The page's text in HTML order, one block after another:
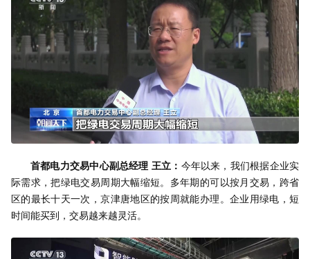
首都电力交易中心副总经理 王立： 今年以来，我们根据企业实
际需求，把绿电交易周期大幅缩短。多年期的可以按月交易，跨省
区的最长十天一次，京津唐地区的按周就能办理。企业用绿电，短
时间能买到，交易越来越灵活。